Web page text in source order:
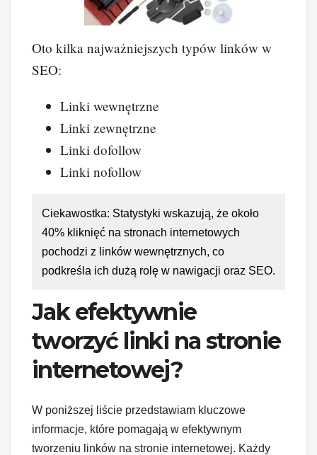
Oto kilka najważniejszych typów linków w
SEO:
Linki wewnętrzne
Linki zewnętrzne
Linki dofollow
Linki nofollow
Ciekawostka: Statystyki wskazują, że około
40% kliknięć na stronach internetowych
pochodzi z linków wewnętrznych, co
podkreśla ich dużą rolę w nawigacji oraz SEO.
Jak efektywnie
tworzyć linki na stronie
internetowej?
W poniższej liście przedstawiam kluczowe
informacje, które pomagają w efektywnym
tworzeniu linków na stronie internetowej. Każdy